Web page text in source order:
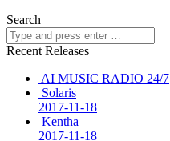
Search
Recent Releases
AI MUSIC RADIO 24/7
Solaris
2017-11-18
Kentha
2017-11-18